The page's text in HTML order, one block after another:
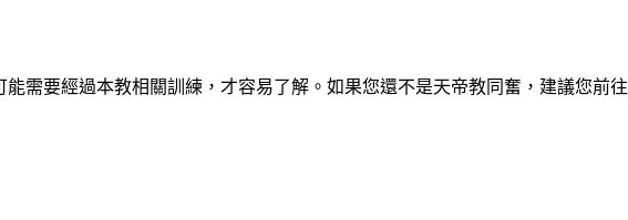
需要經過本教相關訓練，才容易了解。如果您還不是天帝教同奮，建議您前往